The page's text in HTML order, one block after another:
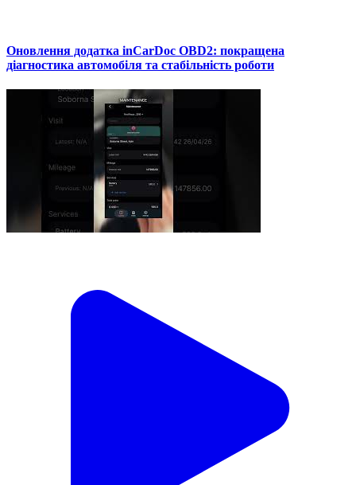
Оновлення додатка inCarDoc OBD2: покращена
діагностика автомобіля та стабільність роботи